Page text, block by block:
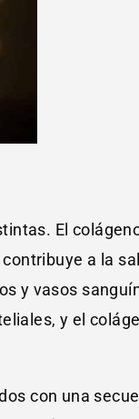
El
a la
y vasos
y el
con una